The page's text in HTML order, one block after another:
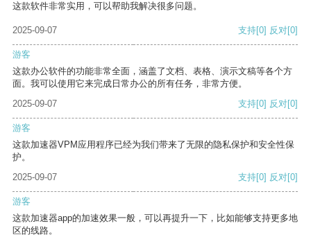
这款软件非常实用，可以帮助我解决很多问题。
2025-09-07 支持[0] 反对[0]
游客
这款办公软件的功能非常全面，涵盖了文档、表格、演示文稿等各个方
面。我可以使用它来完成日常办公的所有任务，非常方便。
2025-09-07
支持[0] 反对[0]
游客
这款加速器VPM应用程序已经为我们带来了无限的隐私保护和安全性保
护。
2025-09-07
支持[0] 反对[0]
游客
这款加速器app的加速效果一般，可以再提升一下，比如能够支持更多地
区的线路。